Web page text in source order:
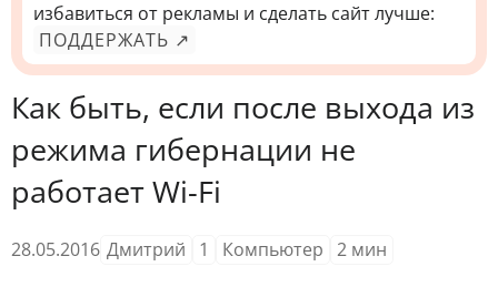
избавиться от рекламы и сделать сайт лучше:
ПОДДЕРЖАТЬ ↗
Как быть, если после выхода из
режима гибернации не
работает Wi-Fi
28.05.2016 Дмитрий 1 Компьютер 2 мин